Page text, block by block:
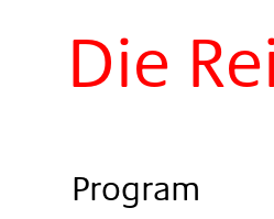
Die
Program